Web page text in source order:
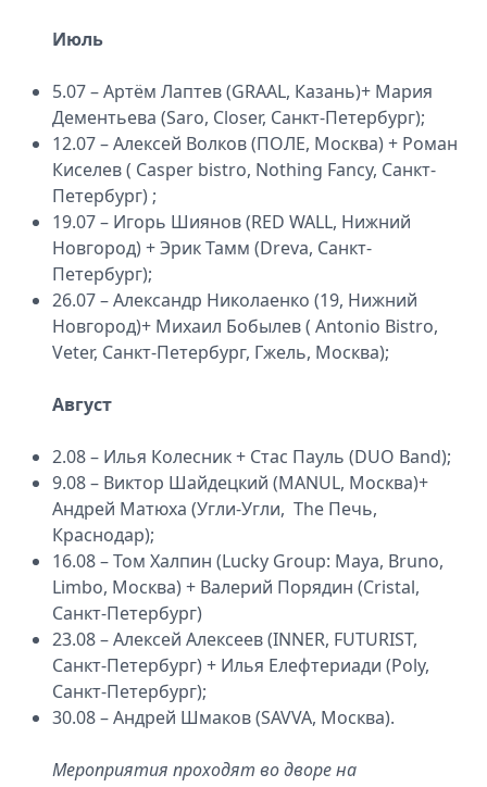
Июль
5.07 – Артём Лаптев (GRAAL, Казань)+ Мария
Дементьева (Saro, Closer, Санкт-Петербург);
12.07 – Алексей Волков (ПОЛЕ, Москва) + Роман
Киселев ( Casper bistro, Nothing Fancy, Санкт-
Петербург) ;
19.07 – Игорь Шиянов (RED WALL, Нижний
Новгород) + Эрик Тамм (Dreva, Санкт-
Петербург);
26.07 – Александр Николаенко (19, Нижний
Новгород)+ Михаил Бобылев ( Antonio Bistro,
Veter, Санкт-Петербург, Гжель, Москва);
Август
2.08 – Илья Колесник + Стас Пауль (DUO Band);
9.08 – Виктор Шайдецкий (MANUL, Москва)+
Андрей Матюха (Угли-Угли, The Печь,
Краснодар);
16.08 – Том Халпин (Lucky Group: Maya, Bruno,
Limbo, Москва) + Валерий Порядин (Cristal,
Санкт-Петербург)
23.08 – Алексей Алексеев (INNER, FUTURIST,
Санкт-Петербург) + Илья Елефтериади (Poly,
Санкт-Петербург);
30.08 – Андрей Шмаков (SAVVA, Москва).
Мероприятия проходят во дворе на